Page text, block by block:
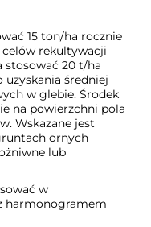
15 ton/ha rocznie
celów rekultywacji
20 t/ha
uzyskania średniej
w glebie. Środek
na powierzchni pola
Wskazane jest
ornych
lub
w
harmonogramem